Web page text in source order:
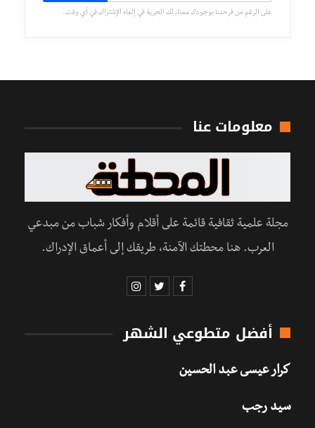
على الرغم من فرحتنا بوجودك معنا، لك الحرية في إلغاء الإشتراك في أي وقت.
معلومات عنا
مجلة علمية ثقافية قائمة على أقلام وأفكار شباب من مبدعي
العرب. هنا محطتك الآمنة، طريقك إلى أعماق الإدراك.
أفضل متطوعي الشهر
كرار عيسى عبد الحسين
سيد رجب